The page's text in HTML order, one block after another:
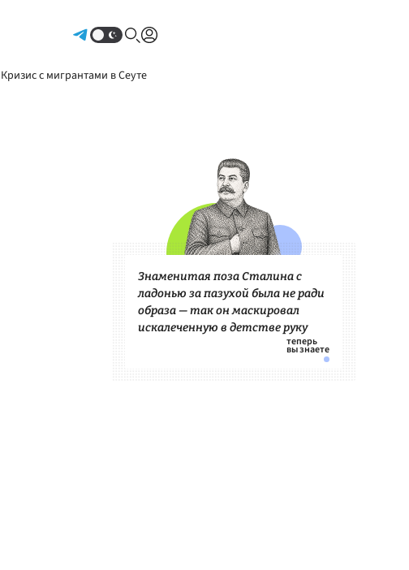
Кризис с мигрантами в Сеуте
Знаменитая поза Сталина с
ладонью за пазухой была не ради
образа — так он маскировал
искалеченную в детстве руку